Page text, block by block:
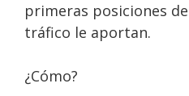
primeras posiciones
tráfico le aportan.
¿Cómo?